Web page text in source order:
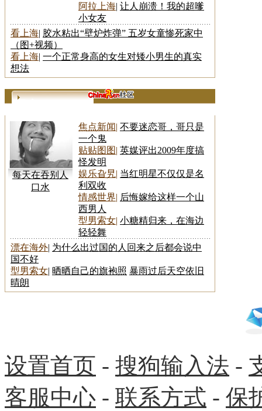
阿拉上海| 让人崩溃！我的超嗲
小女友
看上海| 胶水粘出“壁炉炸弹” 五岁女童惨死家中
（图+视频）
看上海| 一个正常身高的女生对矮小男生的真实
想法
每天在吞别人
口水
焦点新闻| 不要迷恋哥，哥只是
一个鬼
贴贴图图| 英媒评出2009年度搞
怪发明
娱乐旮旯 | 当红明星不仅仅是名
利双收
情感世界| 后悔嫁给这样一个山
西男人
型男索女| 小糖精归来，在海边
轻轻舞
漂在海外| 为什么出过国的人回来之后都会说中
国不好
型男索女| 晒晒自己的旗袍照 暴雨过后天空依旧
晴朗
设置首页 - 搜狗输入法 -
客服中心 - 联系方式 - 保